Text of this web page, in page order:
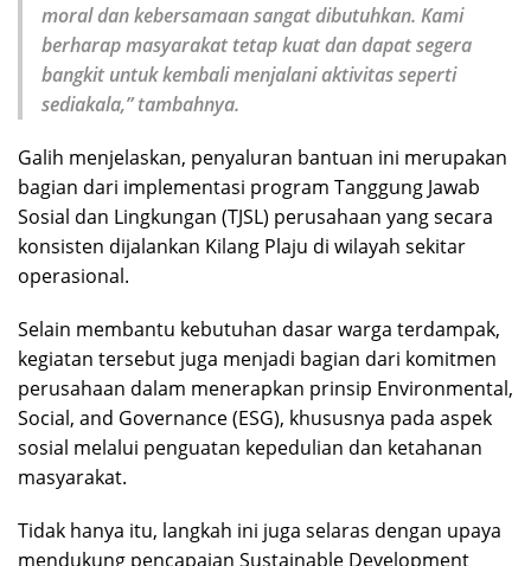
moral dan kebersamaan sangat dibutuhkan. Kami
berharap masyarakat tetap kuat dan dapat segera
bangkit untuk kembali menjalani aktivitas seperti
sediakala,” tambahnya.
Galih menjelaskan, penyaluran bantuan ini merupakan
bagian dari implementasi program Tanggung Jawab
Sosial dan Lingkungan (TJSL) perusahaan yang secara
konsisten dijalankan Kilang Plaju di wilayah sekitar
operasional.
Selain membantu kebutuhan dasar warga terdampak,
kegiatan tersebut juga menjadi bagian dari komitmen
perusahaan dalam menerapkan prinsip Environmental,
Social, and Governance (ESG), khususnya pada aspek
sosial melalui penguatan kepedulian dan ketahanan
masyarakat.
Tidak hanya itu, langkah ini juga selaras dengan upaya
mendukung pencapaian Sustainable Development